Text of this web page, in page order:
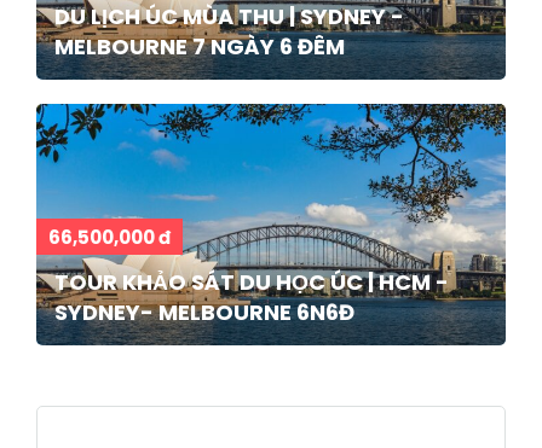
DU LỊCH ÚC MÙA THU | SYDNEY -
MELBOURNE 7 NGÀY 6 ĐÊM
66,500,000 đ
TOUR KHẢO SÁT DU HỌC ÚC | HCM -
SYDNEY- MELBOURNE 6N6Đ